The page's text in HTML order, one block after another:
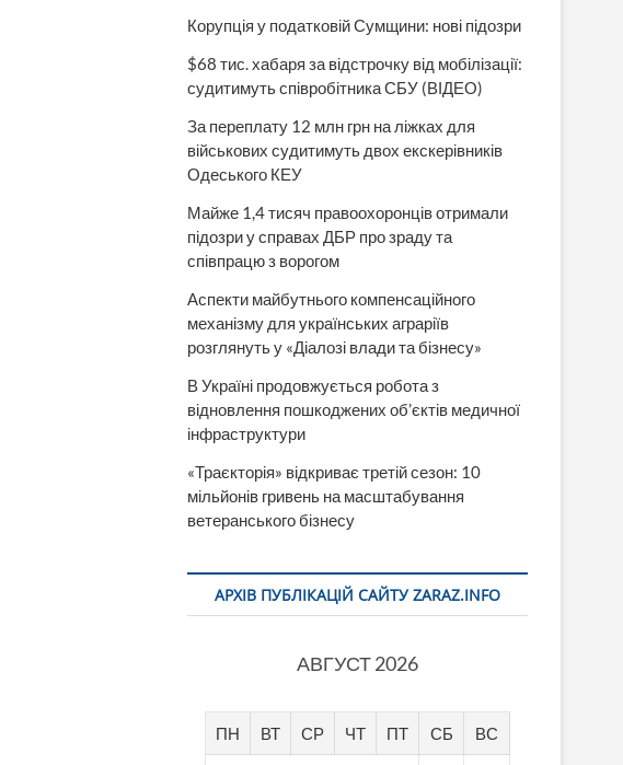
Корупція у податковій Сумщини: нові підозри
$68 тис. хабаря за відстрочку від мобілізації:
судитимуть співробітника СБУ (ВІДЕО)
За переплату 12 млн грн на ліжках для
військових судитимуть двох екскерівників
Одеського КЕУ
Майже 1,4 тисяч правоохоронців отримали
підозри у справах ДБР про зраду та
співпрацю з ворогом
Аспекти майбутнього компенсаційного
механізму для українських аграріїв
розглянуть у «Діалозі влади та бізнесу»
В Україні продовжується робота з
відновлення пошкоджених об’єктів медичної
інфраструктури
«Траєкторія» відкриває третій сезон: 10
мільйонів гривень на масштабування
ветеранського бізнесу
АРХІВ ПУБЛІКАЦІЙ САЙТУ ZARAZ.INFO
АВГУСТ 2026
ПН ВТ СР ЧТ ПТ СБ ВС